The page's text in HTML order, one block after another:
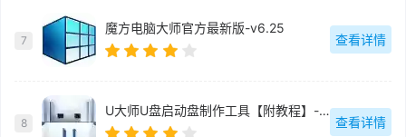
7
魔方电脑大师官方最新版-v6.25
查看详情
8
U大师U盘启动盘制作工具【附教程】-v【】
查看详情